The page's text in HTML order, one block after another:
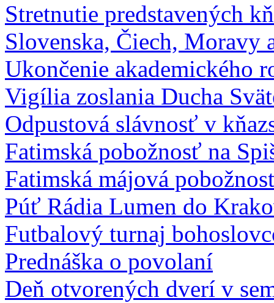
Stretnutie predstavených
Slovenska, Čiech, Moravy
Ukončenie akademického
Vigília zoslania Ducha
Odpustová slávnosť v
Fatimská pobožnosť na
Fatimská májová
Púť Rádia Lumen do
Futbalový turnaj
Prednáška o povolaní
Deň otvorených dverí v